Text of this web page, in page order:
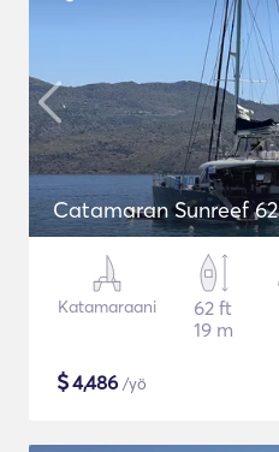
Catamaran Sunreef 62
Katamaraani
62 ft
19 m
$4,486 /yö